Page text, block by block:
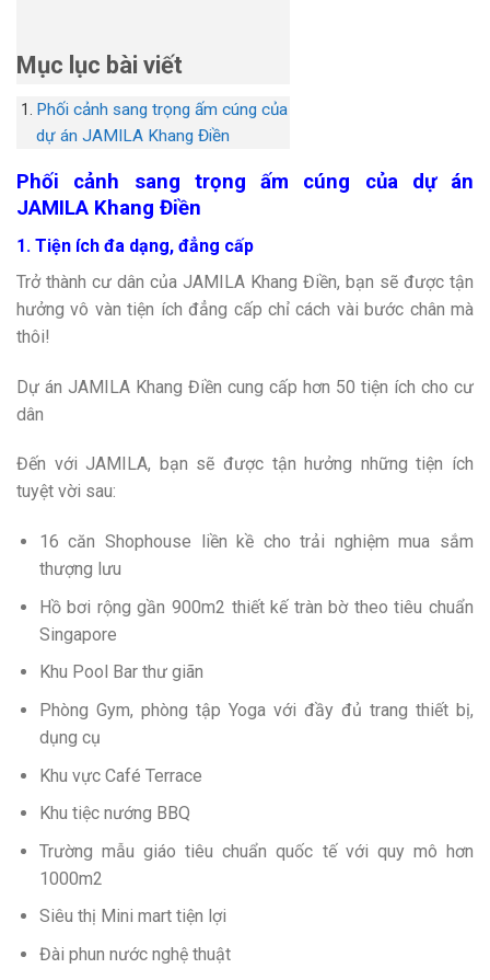
Mục lục bài viết
Phối cảnh sang trọng ấm cúng của
dự án JAMILA Khang Điền
Phối cảnh sang trọng ấm cúng của dự án
JAMILA Khang Điền
1. Tiện ích đa dạng, đẳng cấp
Trở thành cư dân của JAMILA Khang Điền, bạn sẽ được tận
hưởng vô vàn tiện ích đẳng cấp chỉ cách vài bước chân mà
thôi!
Dự án JAMILA Khang Điền cung cấp hơn 50 tiện ích cho cư
dân
Đến với JAMILA, bạn sẽ được tận hưởng những tiện ích
tuyệt vời sau:
16 căn Shophouse liền kề cho trải nghiệm mua sắm
thượng lưu
Hồ bơi rộng gần 900m2 thiết kế tràn bờ theo tiêu chuẩn
Singapore
Khu Pool Bar thư giãn
Phòng Gym, phòng tập Yoga với đầy đủ trang thiết bị,
dụng cụ
Khu vực Café Terrace
Khu tiệc nướng BBQ
Trường mẫu giáo tiêu chuẩn quốc tế với quy mô hơn
1000m2
Siêu thị Mini mart tiện lợi
Đài phun nước nghệ thuật